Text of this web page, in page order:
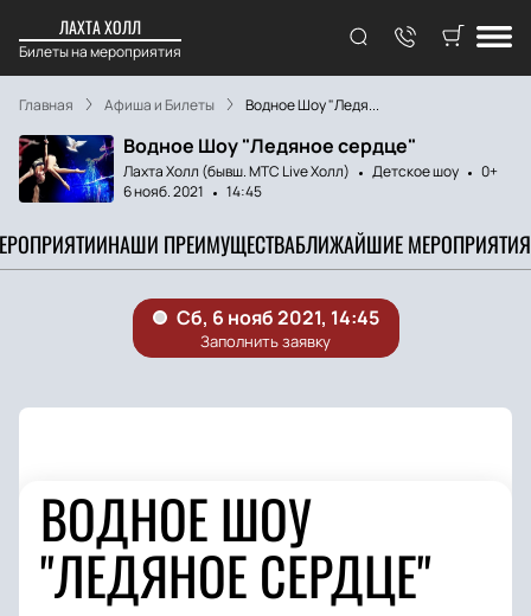
ЛАХТА ХОЛЛ
Билеты на мероприятия
Главная Афиша и Билеты Водное Шоу "Ледя...
Водное Шоу "Ледяное сердце"
Лахта Холл (бывш. МТС Live Холл) Детское шоу
0+
6 нояб. 2021
14:45
НАШИ ПРЕИМУЩЕСТВАБЛИЖАЙШИЕ МЕРОПРИЯТИЯ
ВОДНОЕ ШОУ
"ЛЕДЯНОЕ СЕРДЦЕ"